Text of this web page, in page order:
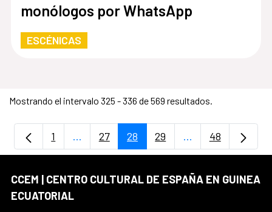
monólogos por WhatsApp
ESCÉNICAS
Mostrando el intervalo 325 - 336 de 569 resultados.
Página
1 ...Páginas intermedias Use TAB para
Página
27 Página
28 Página
29 ...PáginasPágina
48
CCEM | CENTRO CULTURAL DE ESPAÑA EN GUINEA
ECUATORIAL